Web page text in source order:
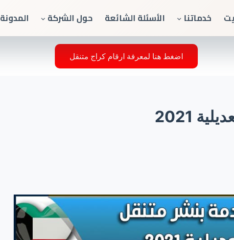
خدماتنا الأسئلة الشائعة حول الشركة المدونة
اضغط هنا لمعرفة ارقام كراج متنقل
2021